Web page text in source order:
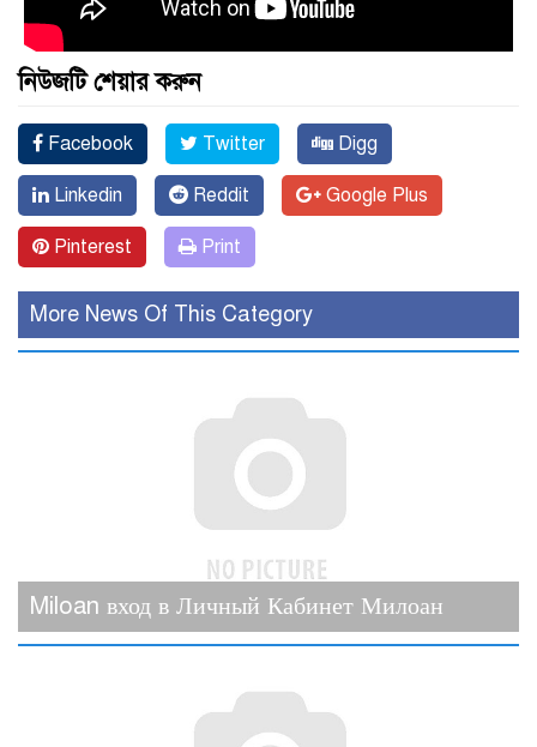
নিউজটি শেয়ার করুন
Facebook Twitter Digg
Linkedin Reddit Google Plus
Pinterest Print
More News Of This Category
Miloan вход в Личный Кабинет Милоан